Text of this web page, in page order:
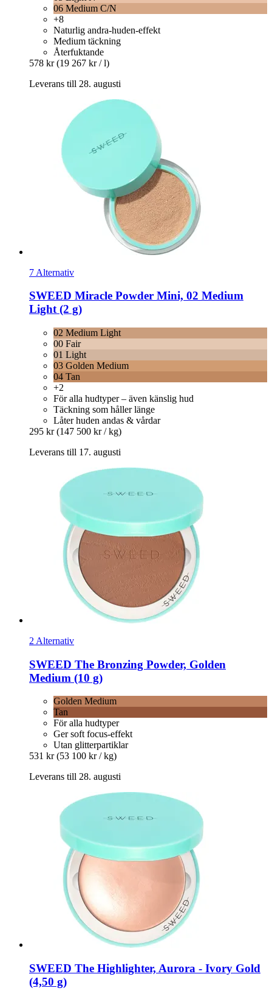
06 Medium C/N
+8
Naturlig andra-huden-effekt
Medium täckning
Återfuktande
578 kr (19 267 kr / l)
Leverans till 28. augusti
7 Alternativ
SWEED Miracle Powder Mini, 02 Medium
Light (2 g)
02 Medium Light
00 Fair
01 Light
03 Golden Medium
04 Tan
+2
För alla hudtyper – även känslig hud
Täckning som håller länge
Låter huden andas & vårdar
295 kr (147 500 kr / kg)
Leverans till 17. augusti
2 Alternativ
SWEED The Bronzing Powder, Golden
Medium (10 g)
Golden Medium
Tan
För alla hudtyper
Ger soft focus-effekt
Utan glitterpartiklar
531 kr (53 100 kr / kg)
Leverans till 28. augusti
SWEED The Highlighter, Aurora -​ Ivory Gold
(4,50 g)